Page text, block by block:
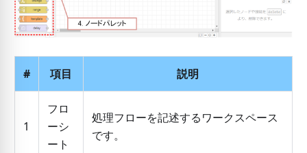
# 項目 説明
1
フロ
ーシ
ート
処理フローを記述するワークスペース
です。